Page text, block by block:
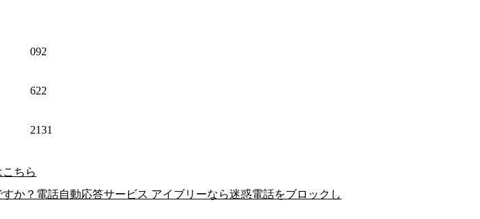
092
622
2131
ちら
か？電話自動応答サービス アイブリーなら迷惑電話をブロックし